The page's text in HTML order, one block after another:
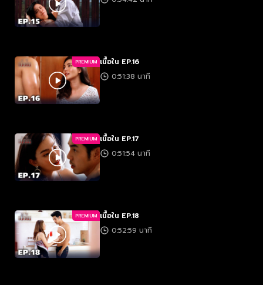
PREMIUM เนื้อใน EP.16
0:51:38 นาที
PREMIUM เนื้อใน EP.17
0:51:54 นาที
PREMIUM เนื้อใน EP.18
0:52:59 นาที